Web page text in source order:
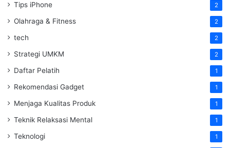
Tips iPhone 2
Olahraga & Fitness 2
tech 2
Strategi UMKM 2
Daftar Pelatih 1
Rekomendasi Gadget 1
Menjaga Kualitas Produk 1
Teknik Relaksasi Mental 1
Teknologi 1